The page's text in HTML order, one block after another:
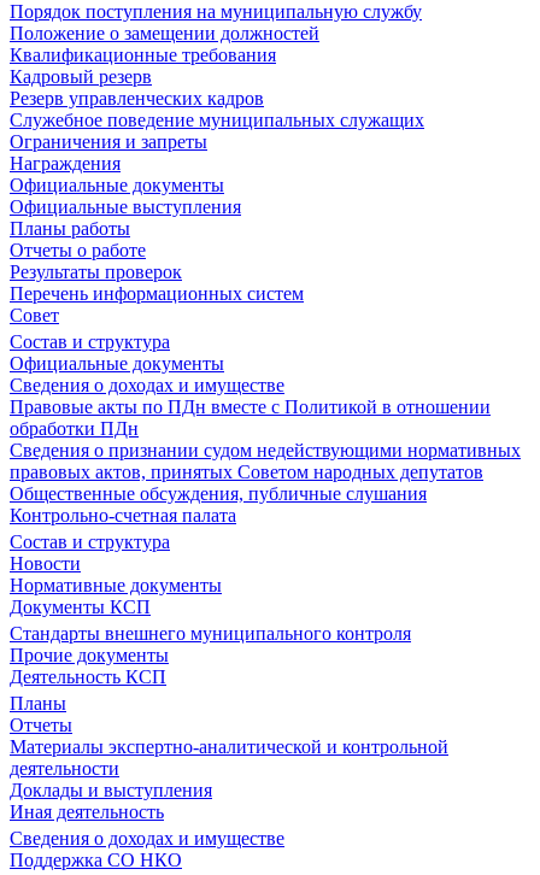
Порядок поступления на муниципальную службу
Положение о замещении должностей
Квалификационные требования
Кадровый резерв
Резерв управленческих кадров
Служебное поведение муниципальных служащих
Ограничения и запреты
Награждения
Официальные документы
Официальные выступления
Планы работы
Отчеты о работе
Результаты проверок
Перечень информационных систем
Совет
Состав и структура
Официальные документы
Сведения о доходах и имуществе
Правовые акты по ПДн вместе с Политикой в отношении
обработки ПДн
Сведения о признании судом недействующими нормативных
правовых актов, принятых Советом народных депутатов
Общественные обсуждения, публичные слушания
Контрольно-счетная палата
Состав и структура
Новости
Нормативные документы
Документы КСП
Стандарты внешнего муниципального контроля
Прочие документы
Деятельность КСП
Планы
Отчеты
Материалы экспертно-аналитической и контрольной
деятельности
Доклады и выступления
Иная деятельность
Сведения о доходах и имуществе
Поддержка СО НКО